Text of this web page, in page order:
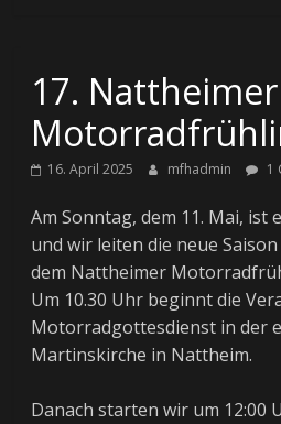
17. Nattheimer
16. April 2025 mfhadmin 1
Am Sonntag, dem 11. Mai, ist
und wir leiten die neue
dem Nattheimer
Um 10.30 Uhr beginnt die
Motorradgottesdienst in der
Martinskirche in Nattheim.
Danach starten wir um 12:00